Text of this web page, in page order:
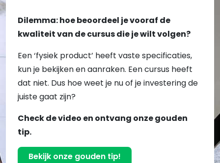
Dilemma: hoe beoordeel je vooraf de
kwaliteit van de cursus die je wilt volgen?
Een ‘fysiek product’ heeft vaste specificaties,
kun je bekijken en aanraken. Een cursus heeft
dat niet. Dus hoe weet je nu of je investering de
juiste gaat zijn?
Check de video en ontvang onze gouden
tip.
Bekijk onze gouden tip!